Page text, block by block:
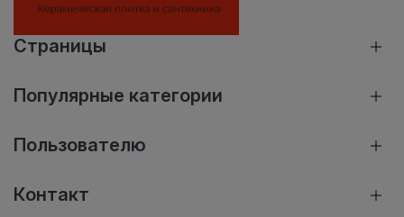
Страницы
Популярные категории
Пользователю
Контакт